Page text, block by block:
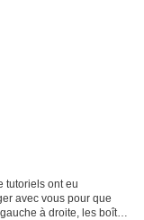
tutoriels ont eu
avec vous pour que
à droite, les boîtes